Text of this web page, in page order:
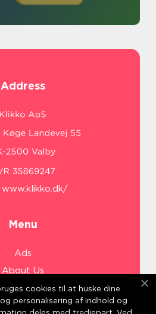
Address
www.klikko.dk/
Menu
Ads
About Us
Cookies
Contact
cookies til at huske dine
personalisering af indhold og